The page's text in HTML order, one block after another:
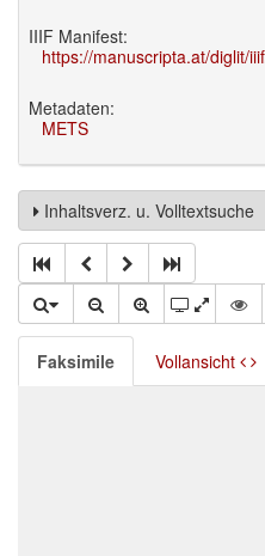
IIIF Manifest:
https://manuscripta.at/diglit/
Metadaten:
METS
Inhaltsverz. u. Volltextsuche
Faksimile Vollansicht